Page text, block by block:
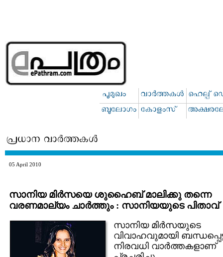
05 April 2010
സാനിയ മിര്‍സയെ ശുഹൈബ്‌ മാലിക്കു തന്നെ
വരണമാല്യം ചാര്‍ത്തും : സാനിയയുടെ പിതാവ്
സാനിയ മിര്‍സയുടെ
വിവാഹവുമായി
നിരവധി വാര്‍ത്തകളാണ്